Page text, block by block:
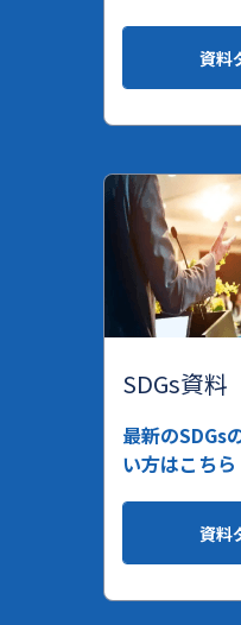
資料
SDGs資料
最新のSDGs
い方はこちら
資料